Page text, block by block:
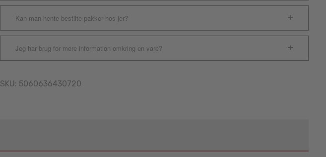
Kan man hente bestilte pakker hos jer?
Jeg har brug for mere information omkring en vare?
SKU: 5060636430720